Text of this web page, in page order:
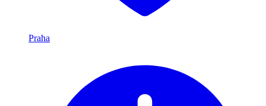
Praha